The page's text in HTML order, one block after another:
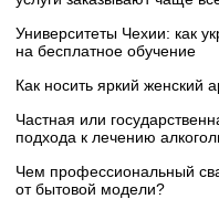
Университеты Чехии: как
на бесплатное обучение
Как носить яркий женский
Частная или
подхода к лечению
Чем профессиональный
от бытовой модели?